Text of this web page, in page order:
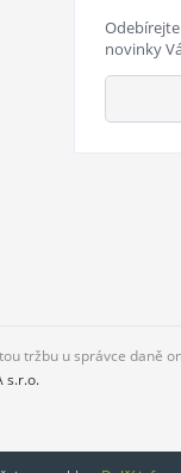
novinky
tržbu u správce daně
s.r.o.